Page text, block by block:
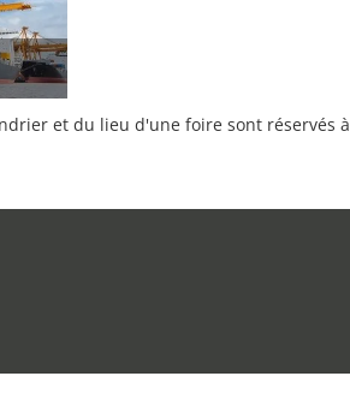
et du lieu d'une foire sont réservés à